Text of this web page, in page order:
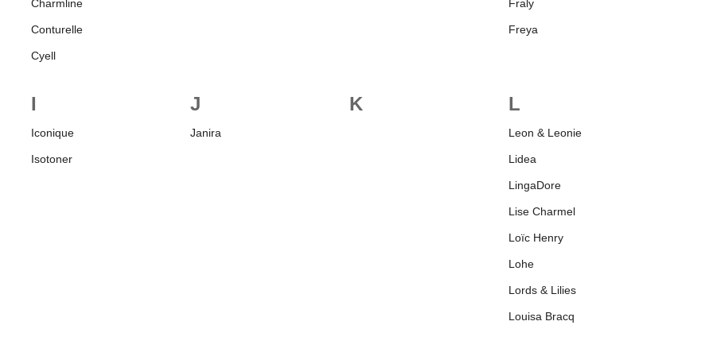
Charmline
Conturelle
Cyell
Fraly
Freya
I
Iconique
Isotoner
J
Janira
K L
Leon & Leonie
Lidea
LingaDore
​Lise Charmel
Loïc Henry
Lohe
Lords & Lilies
Louisa Bracq